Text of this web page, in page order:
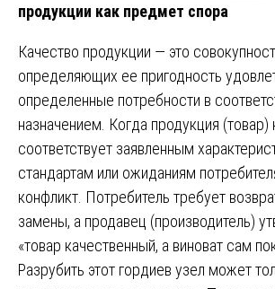
продукции как предмет спора
Качество продукции — это
определяющих ее пригодность
определенные потребности в
назначением. Когда продукция (товар)
соответствует заявленным
стандартам или ожиданиям
конфликт. Потребитель требует
замены, а продавец (производитель)
«товар качественный, а виноват сам
Разрубить этот гордиев узел может